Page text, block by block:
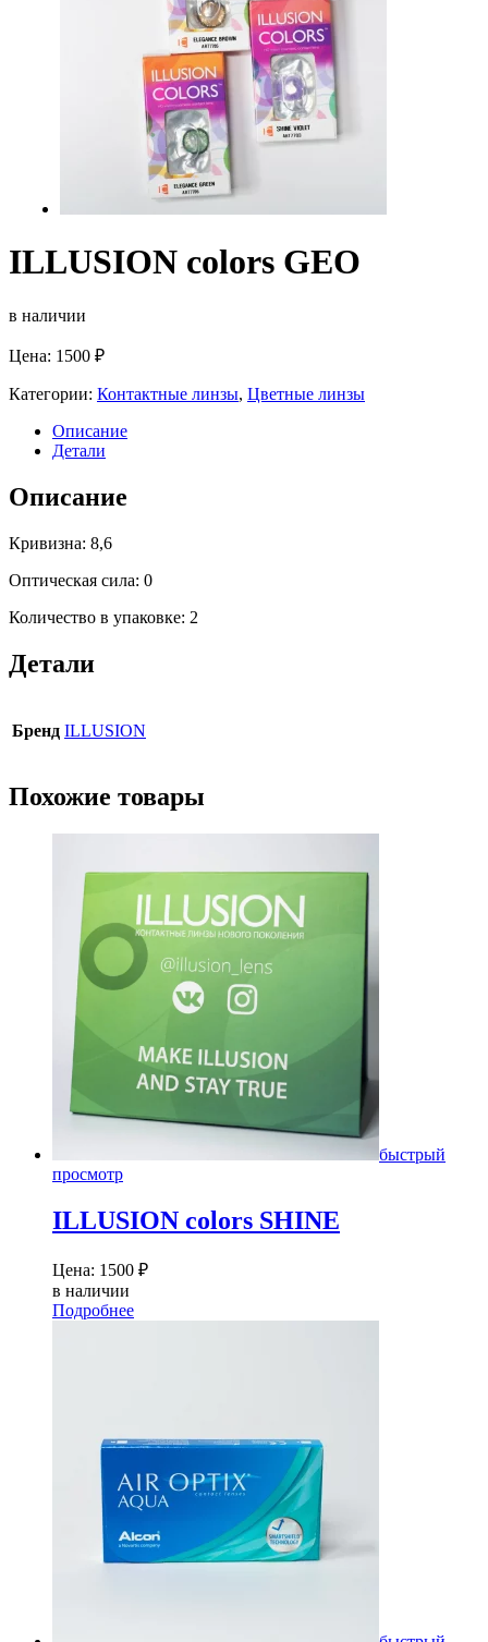
ILLUSION colors GEO
в наличии
Цена: 1500 ₽
Категории: Контактные линзы, Цветные линзы
Описание
Детали
Описание
Кривизна: 8,6
Оптическая сила: 0
Количество в упаковке: 2
Детали
Бренд ILLUSION
Похожие товары
быстрый
просмотр
ILLUSION colors SHINE
Цена: 1500 ₽
в наличии
Подробнее